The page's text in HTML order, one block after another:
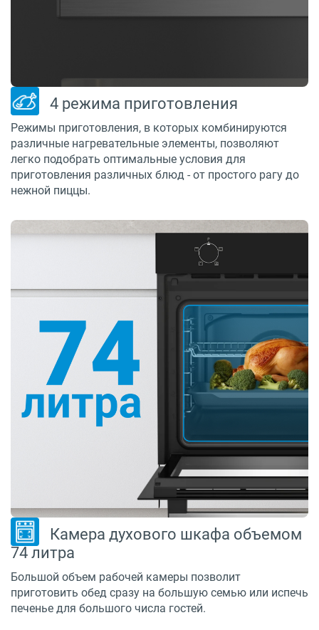
4 режима приготовления
Режимы приготовления, в которых комбинируются
различные нагревательные элементы, позволяют
легко подобрать оптимальные условия для
приготовления различных блюд - от простого рагу до
нежной пиццы.
Камера духового шкафа объемом
74 литра
Большой объем рабочей камеры позволит
приготовить обед сразу на большую семью или испечь
печенье для большого числа гостей.